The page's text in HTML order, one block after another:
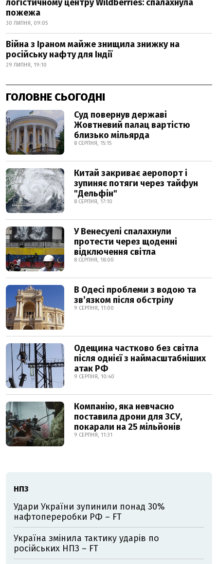
логістичному центру Wildberries: спалахнула
пожежа
30 ЛИПНЯ, 09:05
Війна з Іраном майже знищила знижку на
російську нафту для Індії
29 ЛИПНЯ, 19:10
ГОЛОВНЕ СЬОГОДНІ
Суд повернув державі
Жовтневий палац вартістю
близько мільярда
8 СЕРПНЯ, 15:15
Китай закриває аеропорт і
зупиняє потяги через тайфун
"Дельфін"
8 СЕРПНЯ, 17:10
У Венесуелі спалахнули
протести через щоденні
відключення світла
8 СЕРПНЯ, 18:00
В Одесі проблеми з водою та
звʼязком після обстрілу
9 СЕРПНЯ, 11:00
Одещина частково без світла
після однієї з наймасштабніших
атак РФ
9 СЕРПНЯ, 10:40
Компанію, яка невчасно
поставила дрони для ЗСУ,
покарали на 25 мільйонів
9 СЕРПНЯ, 11:31
НПЗ
Удари України зупинили понад 30%
нафтопереробки РФ – FT
Україна змінила тактику ударів по
російських НПЗ – FT